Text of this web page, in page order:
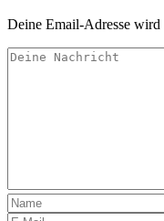
Deine Email-Adresse